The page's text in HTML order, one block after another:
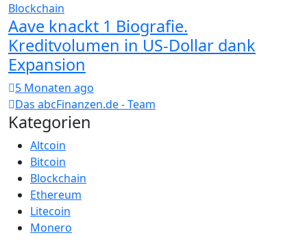
Blockchain
Aave knackt 1 Biografie.
Kreditvolumen in US-Dollar dank
Expansion
5 Monaten ago
Das abcFinanzen.de - Team
Kategorien
Altcoin
Bitcoin
Blockchain
Ethereum
Litecoin
Monero